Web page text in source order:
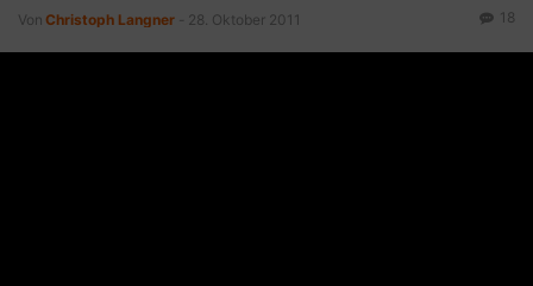
Von Christoph Langner 28. Oktober 2011 18